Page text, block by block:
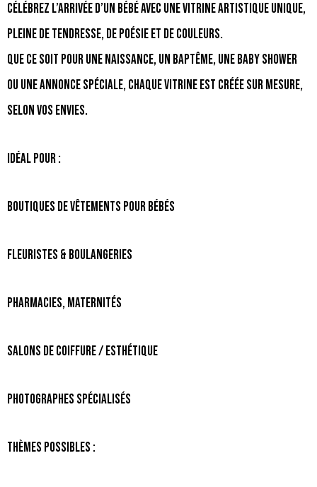
Célébrez l’arrivée d’un bébé avec une vitrine artistique unique,
pleine de tendresse, de poésie et de couleurs.
Que ce soit pour une naissance, un baptême, une baby shower
ou une annonce spéciale, chaque vitrine est créée sur mesure,
selon vos envies.
Idéal pour :
Boutiques de vêtements pour bébés
Fleuristes & boulangeries
Pharmacies, maternités
Salons de coiffure / Esthétique
Photographes spécialisés
Thèmes possibles :